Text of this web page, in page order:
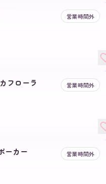
営業時間外
フローラ
営業時間外
ーカー
営業時間外